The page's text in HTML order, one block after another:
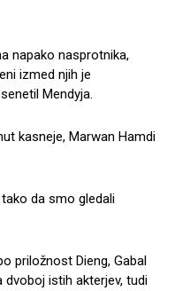
napako nasprotnika,
izmed njih je
Mendyja.
kasneje, Marwan Hamdi
da smo gledali
priložnost Dieng, Gabal
istih akterjev, tudi